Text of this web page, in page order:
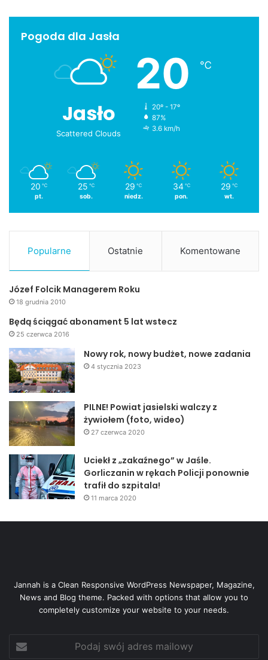
Pogoda dla Jasła
Jasło
Scattered Clouds
20 ℃
20º - 17º
87%
3.6 km/h
20 ℃
pt.
25 ℃
sob.
29 ℃
niedz.
34 ℃
pon.
29 ℃
wt.
Popularne Ostatnie Komentowane
Józef Folcik Managerem Roku
18 grudnia 2010
Będą ściągać abonament 5 lat wstecz
25 czerwca 2016
Nowy rok, nowy budżet, nowe zadania
4 stycznia 2023
PILNE! Powiat jasielski walczy z
żywiołem (foto, wideo)
27 czerwca 2020
Uciekł z „zakaźnego” w Jaśle.
Gorliczanin w rękach Policji ponownie
trafił do szpitala!
11 marca 2020
Jannah is a Clean Responsive WordPress Newspaper, Magazine,
News and Blog theme. Packed with options that allow you to
completely customize your website to your needs.
swój